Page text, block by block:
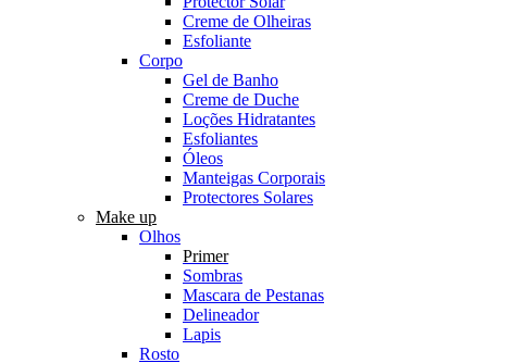
Creme de Olheiras
Esfoliante
Corpo
Gel de Banho
Creme de Duche
Loções Hidratantes
Esfoliantes
Óleos
Manteigas Corporais
Protectores Solares
Make up
Olhos
Primer
Sombras
Mascara de Pestanas
Delineador
Lapis
Rosto